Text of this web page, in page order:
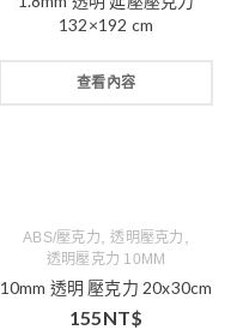
132×192 cm
查看內容
ABS/壓克力 ,透明壓克力
透明壓克力 10MM
10mm 透明 壓克力 20x30cm
155NT$